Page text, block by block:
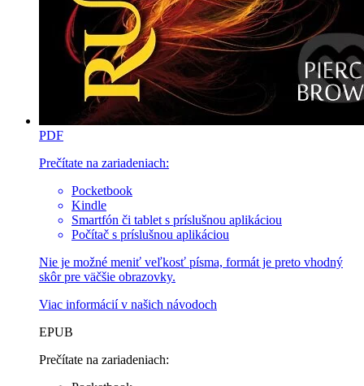
PDF
Prečítate na zariadeniach:
Pocketbook
Kindle
Smartfón či tablet s príslušnou aplikáciou
Počítač s príslušnou aplikáciou
Nie je možné meniť veľkosť písma, formát je preto vhodný
skôr pre väčšie obrazovky.
Viac informácií v našich návodoch
EPUB
Prečítate na zariadeniach: